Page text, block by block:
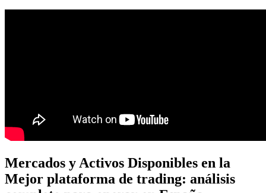
Mercados y Activos Disponibles en la
Mejor plataforma de trading: análisis